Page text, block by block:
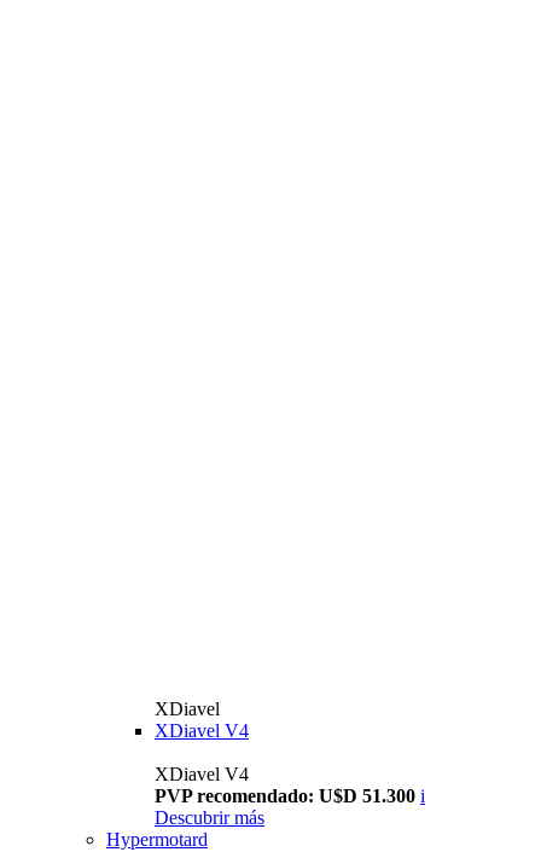
XDiavel
XDiavel V4
XDiavel V4
PVP recomendado: U$D 51.300 i
Descubrir más
Hypermotard